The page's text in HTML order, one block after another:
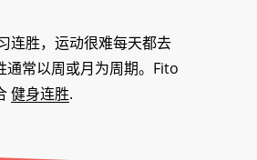
连胜，运动很难每天都去
通常以周或月为周期。Fito
健身连胜.